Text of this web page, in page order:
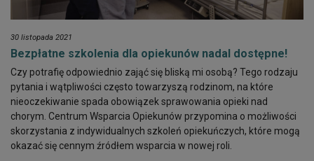
30 listopada 2021
Bezpłatne szkolenia dla opiekunów nadal dostępne!
Czy potrafię odpowiednio zająć się bliską mi osobą? Tego rodzaju
pytania i wątpliwości często towarzyszą rodzinom, na które
nieoczekiwanie spada obowiązek sprawowania opieki nad
chorym. Centrum Wsparcia Opiekunów przypomina o możliwości
skorzystania z indywidualnych szkoleń opiekuńczych, które mogą
okazać się cennym źródłem wsparcia w nowej roli.